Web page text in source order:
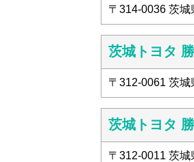
〒314-0036 茨
茨城トヨタ
〒312-0061 茨
茨城トヨタ
〒312-0011 茨